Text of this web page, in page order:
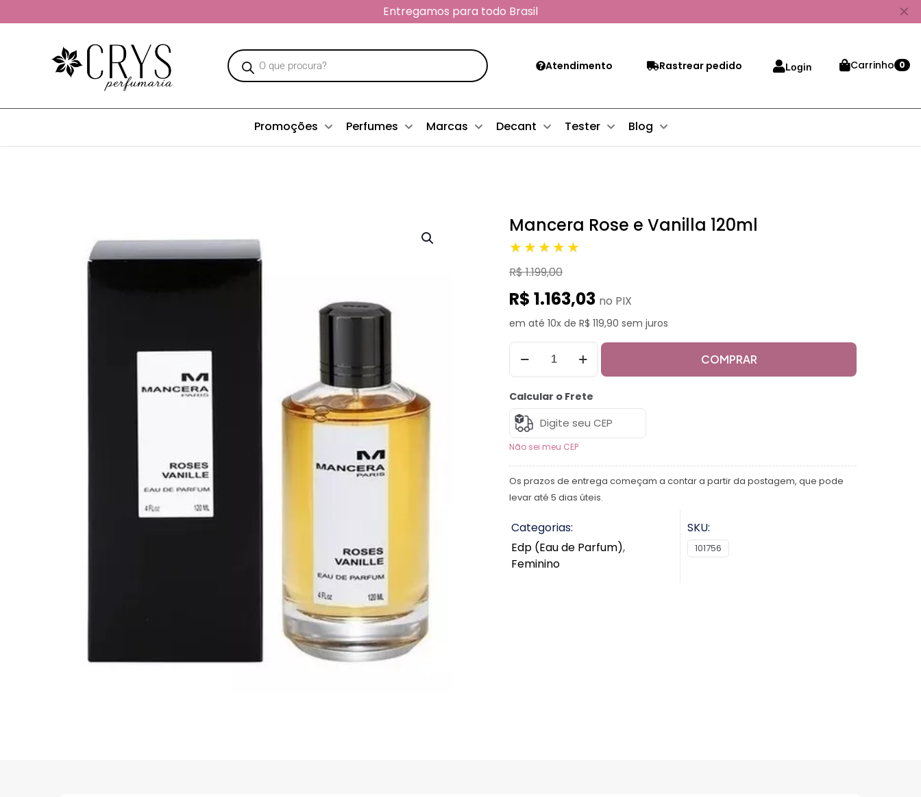
Entregamos para todo Brasil ✕
Atendimento Rastrear pedido Login Carrinho 0
Promoções Perfumes Marcas Decant Tester Blog
Mancera Rose e Vanilla 120ml
★★★★★
R$ 1.199,00
R$ 1.163,03 no PIX
em até 10x de R$ 119,90 sem juros
COMPRAR
Calcular o Frete
Não sei meu CEP
Os prazos de entrega começam a contar a partir da postagem, que pode
levar até 5 dias úteis.
Categorias:
Edp (Eau de Parfum),
Feminino
SKU:
101756